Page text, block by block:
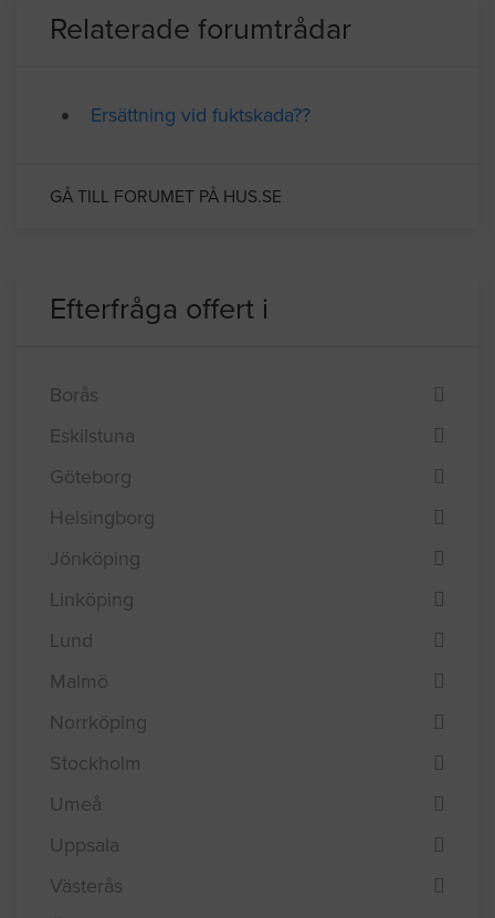
Relaterade forumtrådar
Ersättning vid fuktskada??
GÅ TILL FORUMET PÅ HUS.SE
Efterfråga offert i
Borås
Eskilstuna
Göteborg
Helsingborg
Jönköping
Linköping
Lund
Malmö
Norrköping
Stockholm
Umeå
Uppsala
Västerås